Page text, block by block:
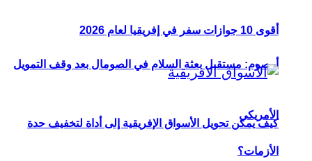
أوصوم: مستقبل بعثة السلام في الصومال بعد وقف التمويل
الأمريكي
أقوى 10 جوازات سفر في إفريقيا لعام 2026
كيف يمكن تحويل الأسواق الإفريقية إلى أداة لتخفيف حدة
الأزمات؟